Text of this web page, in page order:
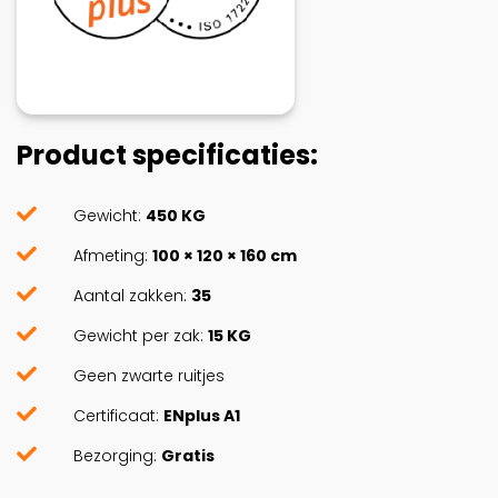
Product specificaties:
Gewicht: 450 KG
Afmeting: 100 × 120 × 160 cm
Aantal zakken: 35
Gewicht per zak: 15 KG
Geen zwarte ruitjes
Certificaat: ENplus A1
Bezorging: Gratis